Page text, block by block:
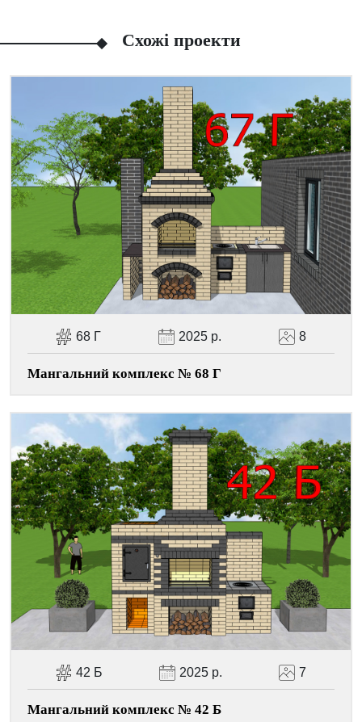
Facebook
ViberTelegramWhatsApp
Pinterest
Схожі проекти
68 Г 2025 р. 8
Мангальний комплекс № 68 Г
42 Б 2025 р. 7
Мангальний комплекс № 42 Б